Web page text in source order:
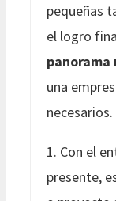
pequeñas
el logro
panorama
una
necesarios.
1. Con el
presente,